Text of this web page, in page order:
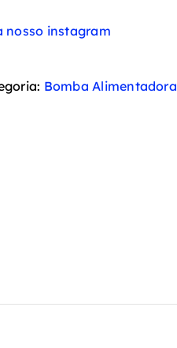
nosso instagram
Bomba Alimentadora